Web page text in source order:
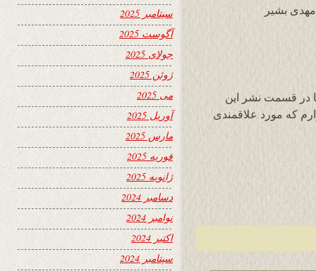
در قسمت نشر این
که مورد علاقمندی
سپتامبر 2025
آگوست 2025
جولای 2025
ژوئن 2025
می 2025
آوریل 2025
مارس 2025
فوریه 2025
ژانویه 2025
دسامبر 2024
نوامبر 2024
اکتبر 2024
سپتامبر 2024